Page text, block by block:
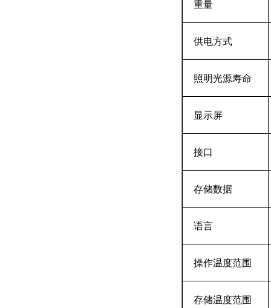
重量
供电方式
照明光源寿命
显示屏
接口
存储数据
语言
操作温度范围
存储温度范围